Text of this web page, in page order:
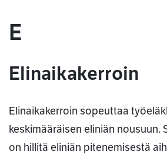
E
Elinaikakerroin
Elinaikakerroin sopeuttaa
keskimääräisen eliniän nousuun.
on hillitä eliniän pitenemisestä